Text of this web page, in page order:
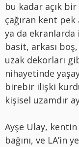
bu kadar açık
çağıran kent pek
ya da ekranlarda
basit, arkası
uzak dekorları
nihayetinde
birebir ilişki
kişisel uzamdır
Ayşe Ulay,
bağını, ve LA’in